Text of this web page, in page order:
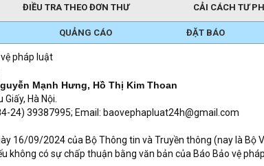
ĐIỀU TRA THEO ĐƠN THƯ CẢI CÁCH TƯ
QUẢNG CÁO ĐẶT BÁO
pháp luật
Mạnh Hưng, Hồ Thị Kim Thoan
Hà Nội.
24) 39387995; Email: baovephapluat24h@gmail.com
16/09/2024 của Bộ Thông tin và Truyền thông (nay là Bộ
không có sự chấp thuận bằng văn bản của Báo Bảo vệ